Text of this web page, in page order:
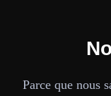
Parce que nous